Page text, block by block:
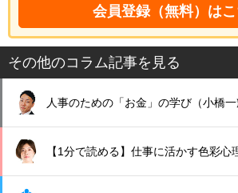
会員登録（無料）は
その他のコラム記事を見る
人事のための「お金」の学び（小橋一
【1分で読める】仕事に活かす色彩心